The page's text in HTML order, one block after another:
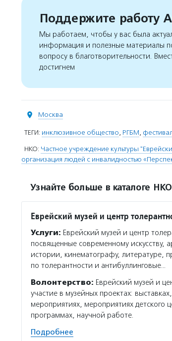
Поддержите работу
Мы работаем, чтобы у вас была
информация и полезные материалы
вопросу в благотворительности.
достигнем
Москва
ТЕГИ: инклюзивное общество, РГБМ,
НКО: Частное учреждение культуры
организация людей с инвалидностью
Узнайте больше в каталоге НКО
Еврейский музей и центр
Услуги: Еврейский музей и центр
посвященные современному искусству,
истории, кинематографу, литературе,
по толерантности и антибуллинговые…
Волонтерство: Еврейский музей и
участие в музейных проектах:
мероприятиях, мероприятиях детского
программах, научной работе.
Подробнее